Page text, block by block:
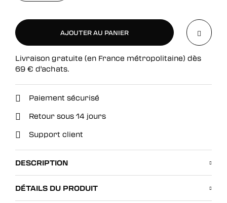
AJOUTER AU PANIER
AJOUTER AU PANIER
Livraison gratuite (en France métropolitaine) dès
69 € d'achats.
Paiement sécurisé
Retour sous 14 jours
Support client
DESCRIPTION
DÉTAILS DU PRODUIT